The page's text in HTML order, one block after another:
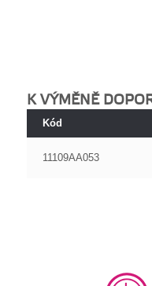
K VÝMĚNĚ
Kód
11109AA053